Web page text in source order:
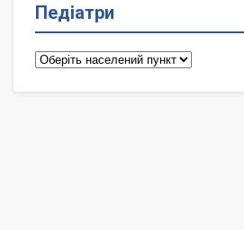
Педіатри
Педіатри